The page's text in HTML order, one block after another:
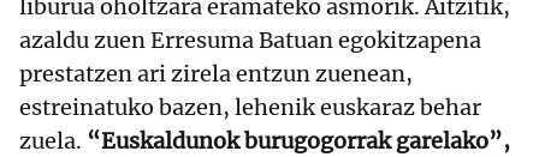
liburua oholtzara eramateko asmorik. Aitzitik,
azaldu zuen Erresuma Batuan egokitzapena
prestatzen ari zirela entzun zuenean,
estreinatuko bazen, lehenik euskaraz behar
zuela. “Euskaldunok burugogorrak garelako”,